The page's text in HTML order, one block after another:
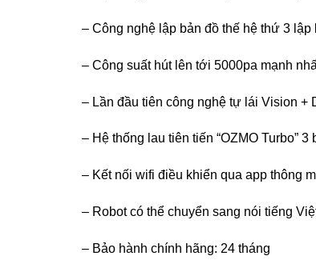
– Công nghệ lập bản đồ thế hệ thứ 3
– Công suất hút lên tới 5000pa mạnh
– Lần đầu tiên công nghệ tự lái Vision
– Hệ thống lau tiên tiến “OZMO Turbo”
– Kết nối wifi điều khiển qua app thông
– Robot có thể chuyển sang nói tiếng
– Bảo hành chính hãng: 24 tháng